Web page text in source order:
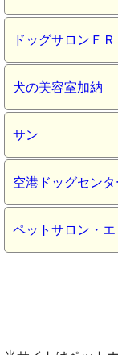
ドッグサロンＦＲ
犬の美容室加納
サン
空港ドッグセン
ペットサロン・エ